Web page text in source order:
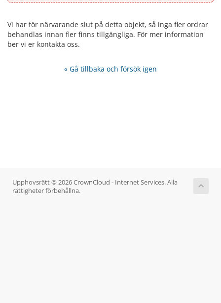
Vi har för närvarande slut på detta objekt, så inga fler ordrar
behandlas innan fler finns tillgängliga. För mer information
ber vi er kontakta oss.
« Gå tillbaka och försök igen
Upphovsrätt © 2026 CrownCloud - Internet Services. Alla
rättigheter förbehållna.